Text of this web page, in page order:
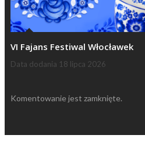
VI Fajans Festiwal Włocławek
Data dodania 18 lipca 2026
Komentowanie jest zamknięte.